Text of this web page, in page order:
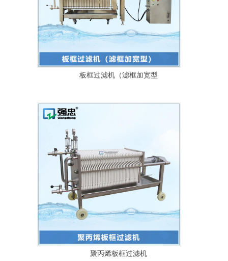
板框过滤机（滤框加宽型
聚丙烯板框过滤机